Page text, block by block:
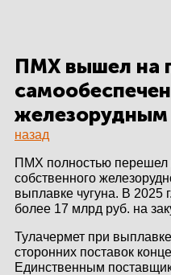
ЗДАНИЙ
СКЛАДЫ
О ЗАВОДЕ
ПМХ вышел на
назад
ПМХ полностью перешел
собственного
выплавке чугуна. В 2025
более 17 млрд руб. на
Тулачермет при выплавке
сторонних поставок
Единственным